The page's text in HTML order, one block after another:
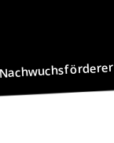
Nachwuchsförderer